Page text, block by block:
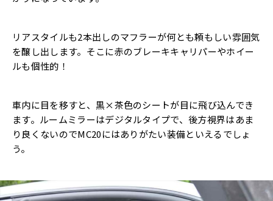
リアスタイルも2本出しのマフラーが何とも頼もしい雰囲気
を醸し出します。そこに赤のブレーキキャリパーやホイー
ルも個性的！
車内に目を移すと、黒×茶色のシートが目に飛び込んでき
ます。ルームミラーはデジタルタイプで、後方視界はあま
り良くないのでMC20にはありがたい装備といえるでしょ
う。